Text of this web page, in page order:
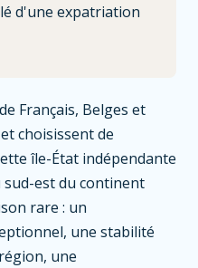
d'une expatriation
Français, Belges et
choisissent de
île-État indépendante
sud-est du continent
rare : un
une stabilité
une